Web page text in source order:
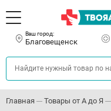
Ваш город:
Благовещенск
Главная Товары от А до Я